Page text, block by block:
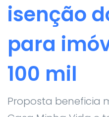
isenção
para
100 mil
Proposta beneficia